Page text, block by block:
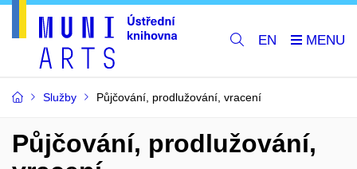
EN
Služby Půjčování, prodlužování, vracení
Půjčování, prodlužování,